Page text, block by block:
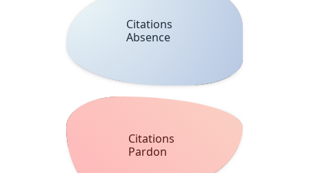
Citations
Absence
Citations
Pardon